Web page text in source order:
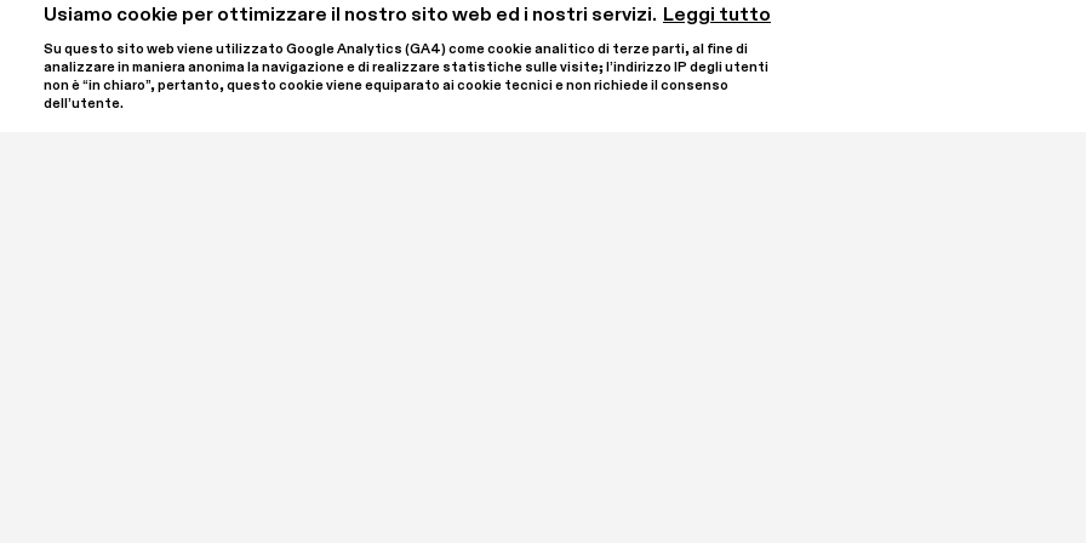
Usiamo cookie per ottimizzare il nostro sito web ed i nostri servizi. Leggi tutto
Su questo sito web viene utilizzato Google Analytics (GA4) come cookie analitico di terze parti, al fine di
analizzare in maniera anonima la navigazione e di realizzare statistiche sulle visite; l’indirizzo IP degli utenti
non è “in chiaro”, pertanto, questo cookie viene equiparato ai cookie tecnici e non richiede il consenso
dell’utente.